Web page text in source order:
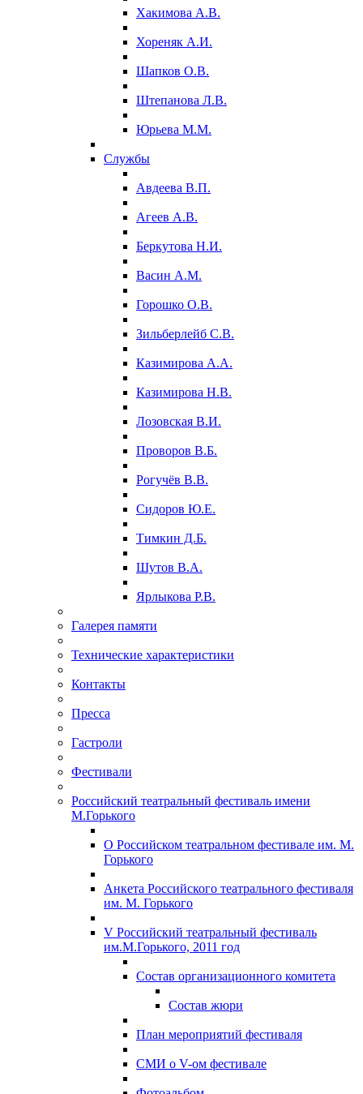
Хакимова А.В.
Хореняк А.И.
Шапков О.В.
Штепанова Л.В.
Юрьева М.М.
Службы
Авдеева В.П.
Агеев А.В.
Беркутова Н.И.
Васин А.М.
Горошко О.В.
Зильберлейб С.В.
Казимирова А.А.
Казимирова Н.В.
Лозовская В.И.
Проворов В.Б.
Рогучёв В.В.
Сидоров Ю.Е.
Тимкин Д.Б.
Шутов В.А.
Ярлыкова Р.В.
Галерея памяти
Технические характеристики
Контакты
Пресса
Гастроли
Фестивали
Российский театральный фестиваль имени
М.Горького
О Российском театральном фестивале им. М.
Горького
Анкета Российского театрального фестиваля
им. М. Горького
V Российский театральный фестиваль
им.М.Горького, 2011 год
Состав организационного комитета
Состав жюри
План мероприятий фестиваля
СМИ о V-ом фестивале